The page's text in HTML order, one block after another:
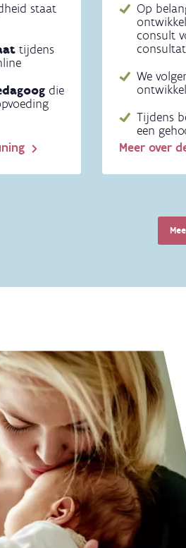
staat
tijdens
die
Op
consult
We
Tijdens
een
Meer over